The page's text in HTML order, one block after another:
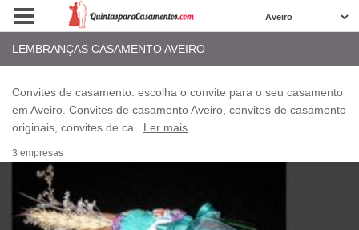
LEMBRANÇAS CASAMENTO AVEIRO
Convites de casamento: escolha o convite para o seu casamento
em Aveiro. Convites de casamento Aveiro, convites de casamento
originais, convites de ca
Ler mais
3 empresas